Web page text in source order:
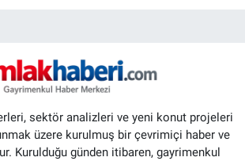
sektör analizleri ve yeni konut projeleri
üzere kurulmuş bir çevrimiçi haber ve
Kurulduğu günden itibaren, gayrimenkul